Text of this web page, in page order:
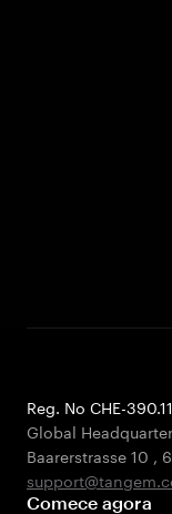
Reg. No CHE-
Global
Baarerstrasse 10 ,
Comece agora